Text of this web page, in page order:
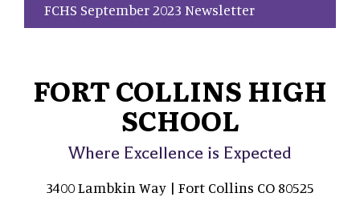
FCHS September 2023 Newsletter
FORT COLLINS HIGH
SCHOOL
Where Excellence is Expected
3400 Lambkin Way | Fort Collins CO 80525